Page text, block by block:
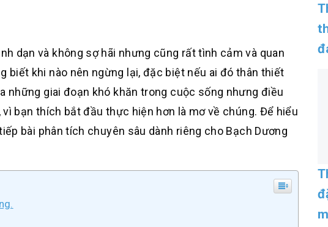
dạn và không sợ hãi nhưng cũng rất tình cảm và quan
biết khi nào nên ngừng lại, đặc biệt nếu ai đó thân thiết
những giai đoạn khó khăn trong cuộc sống nhưng điều
bạn thích bắt đầu thực hiện hơn là mơ về chúng. Để hiểu
bài phân tích chuyên sâu dành riêng cho Bạch Dương